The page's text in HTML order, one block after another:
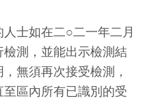
士如在二○二一年二月
測，並能出示檢測結
無須再次接受檢測，
區內所有已識別的受